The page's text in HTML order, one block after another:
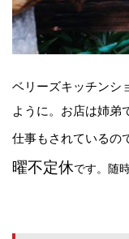
ベリーズキッチンシ
ように。お店は姉弟
仕事もされているの
曜不定休です。随